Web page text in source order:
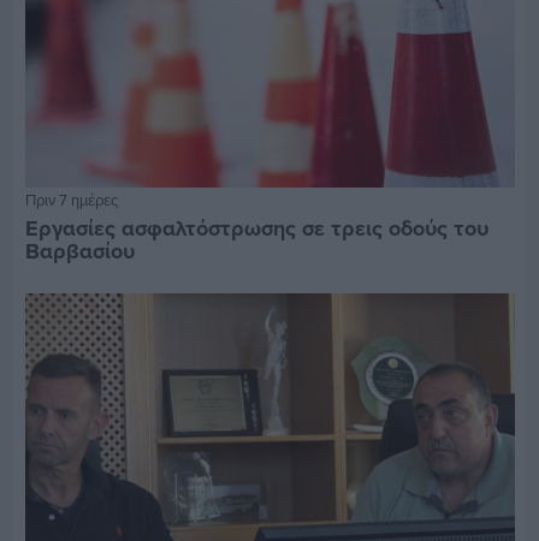
Πριν 7 ημέρες
Εργασίες ασφαλτόστρωσης σε τρεις οδούς του
Βαρβασίου